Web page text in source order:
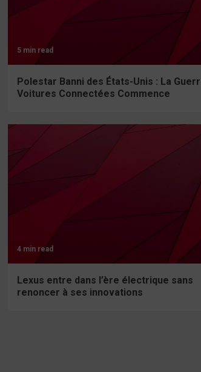
5 min read
Polestar Banni des États-Unis : La
Voitures Connectées Commence
4 min read
Lexus entre dans l’ère électrique sans
renoncer à ses innovations